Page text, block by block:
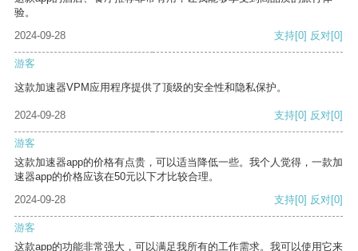
验。
2024-09-28
支持[0] 反对[0]
游客
这款加速器VPM应用程序提供了顶级的安全性和隐私保护。
2024-09-28 支持[0] 反对[0]
游客
这款加速器app的价格有点贵，可以适当降低一些。我个人觉得，一款加
速器app的价格应该在50元以下才比较合理。
2024-09-28
支持[0] 反对[0]
游客
这款app的功能非常强大，可以满足我所有的工作需求。我可以使用它来